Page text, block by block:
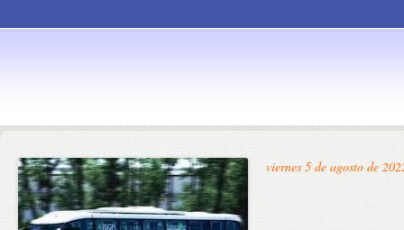
content
viernes 5 de agosto de